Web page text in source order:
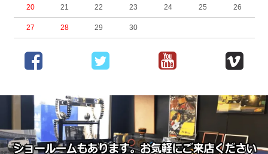
20 21 22 23 24 25 26
27 28 29 30